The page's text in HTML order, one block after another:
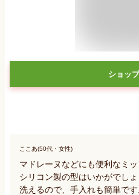
ショッ
ここあ(50代・女性)
マドレーヌなどにも便利なミ
シリコン製の型はいかがでし
洗えるので、手入れも簡単です